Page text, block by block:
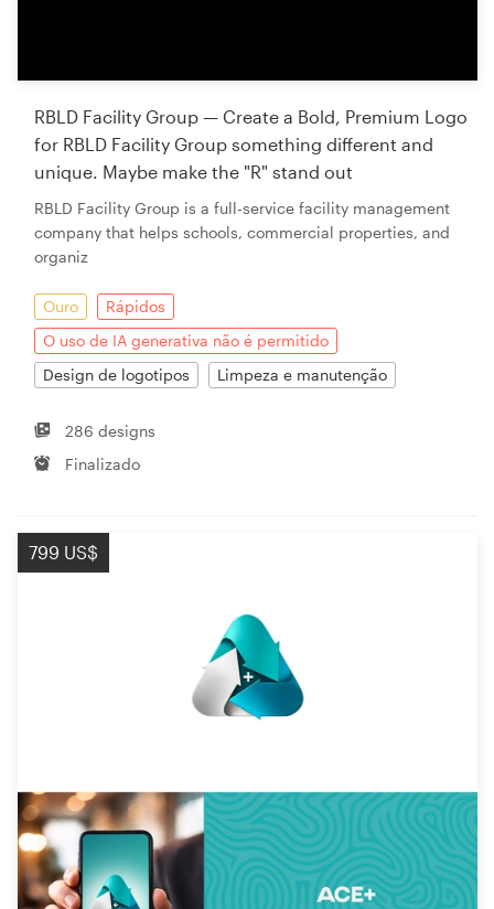
RBLD Facility Group — Create a Bold, Premium Logo
for RBLD Facility Group something different and
unique. Maybe make the "R" stand out
RBLD Facility Group is a full-service facility management
company that helps schools, commercial properties, and
organiz
Ouro
Rápidos
O uso de IA generativa não é permitido
Design de logotipos
Limpeza e manutenção
286 designs
Finalizado
799 US$